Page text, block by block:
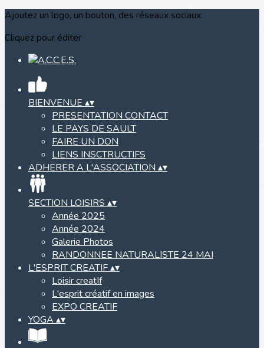
Ajoutez un logo, un bouton, des réseaux sociaux
Cliquez pour éditer
BIENVENUE ▴▾
PRESENTATION CONTACT
LE PAYS DE SAULT
FAIRE UN DON
LIENS INSCTRUCTIFS
ADHERER A L'ASSOCIATION ▴▾
SECTION LOISIRS ▴▾
Année 2025
Année 2024
Galerie Photos
RANDONNEE NATURALISTE 24 MAI
L'ESPRIT CREATIF▴▾
Loisir creatIf
L'esprit créatif en images
EXPO CREATIF
YOGA ▴▾